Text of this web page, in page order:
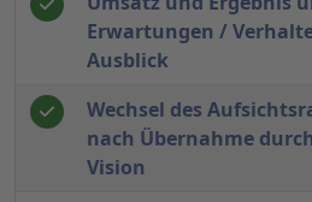
Erwartungen /
Ausblick
Wechsel des
nach Übernahme
Vision